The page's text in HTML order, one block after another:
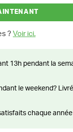
? Voir ici.
chaque année